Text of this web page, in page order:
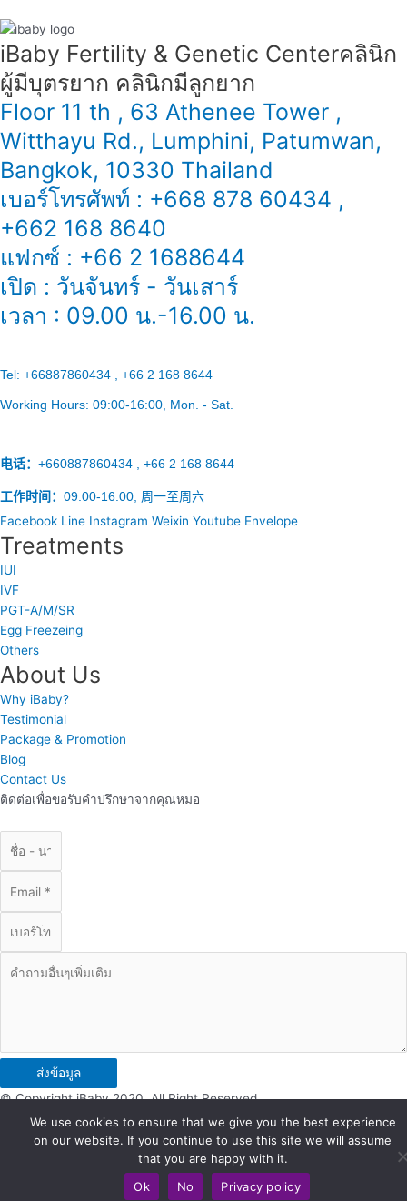
还
怀
孕
吗？
iBaby Fertility & Genetic Center​ คลินิก
ผู้มีบุตรยาก คลินิกมีลูกยาก
Floor 11 th , 63 Athenee Tower ,
Witthayu Rd., Lumphini, Patumwan,
Bangkok, 10330 Thailand
เบอร์โทรศัพท์ : +668 878 60434 ,
+662 168 8640
แฟกซ์ : +66 2 1688644
เปิด : วันจันทร์ - วันเสาร์
เวลา : 09.00 น.-16.00 น.
Tel: +66887860434 , +66 2 168 8644
Working Hours: 09:00-16:00 , Mon. - Sat.
电话： +660887860434 , +66 2 168 8644
工作时间： 09:00-16:00, 周一至周六
Facebook Line Instagram Weixin Youtube Envelope
Treatments
IUI
IVF
PGT-A/M/SR
Egg Freezeing
Others
About Us
Why iBaby?
Testimonial
Package & Promotion
Blog
Contact Us
ติดต่อเพื่อขอรับคำปรึกษาจากคุณหมอ
ส่งข้อมูล
© Copyright iBaby 2020. All Right Reserved.
We use cookies to ensure that we give you the best experience
on our website. If you continue to use this site we will assume
that you are happy with it.
Ok
No Privacy policy